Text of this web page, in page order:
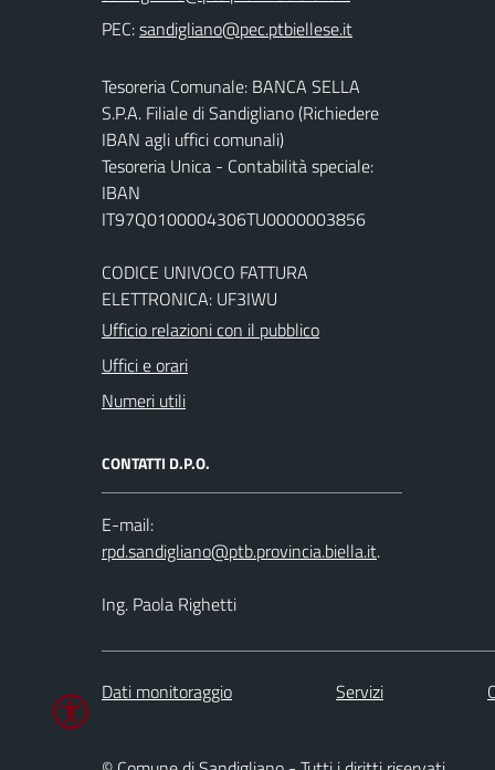
PEC:
Tesoreria Comunale: BANCA SELLA
S.P.A. Filiale di Sandigliano (Richiedere
IBAN agli uffici comunali)
Tesoreria Unica - Contabilità speciale:
IBAN
IT97Q0100004306TU0000003856
CODICE UNIVOCO FATTURA
ELETTRONICA: UF3IWU
Ufficio relazioni con il pubblico
Uffici e orari
Numeri utili
CONTATTI D.P.O.
E-mail:
.
Ing. Paola Righetti
Dati monitoraggio Servizi